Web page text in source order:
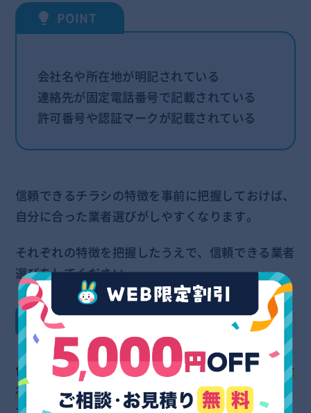
会社名や所在地が明記されている
連絡先が固定電話番号で記載されている
許可番号や認証マークが記載されている
信頼できるチラシの特徴を事前に把握しておけば、
自分に合った業者選びがしやすくなります。
それぞれの特徴を把握したうえで、信頼できる業者
選びをしてください。
会社名や所在地が明記されている
信頼できる不用品回収業者を探す際には、適切な会
社情報がチラシに書かれているかの確認が大切